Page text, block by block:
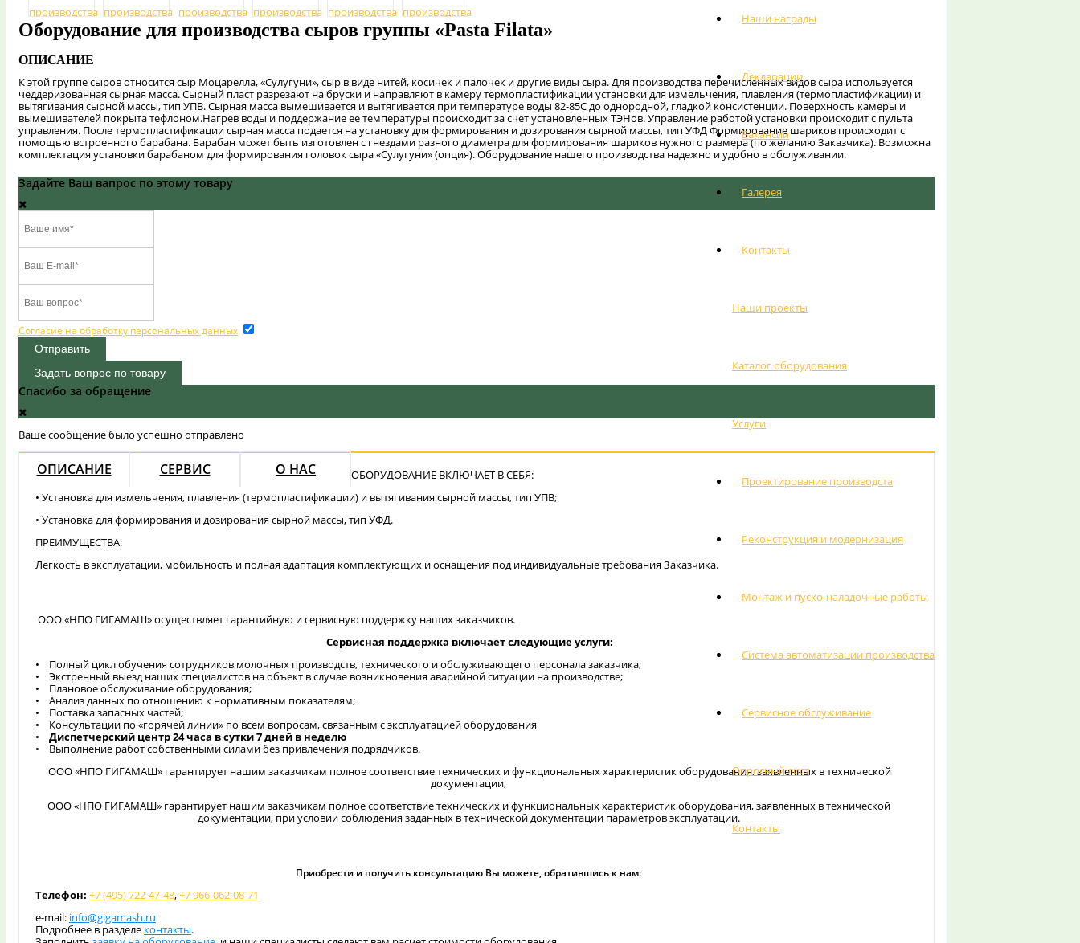
Наши награды
Декларации
Вакансии
Галерея
Контакты
Наши проекты
Каталог оборудования
Услуги
Проектирование производста
Реконструкция и модернизация
Монтаж и пуско-наладочные работы
Система автоматизации производства
Сервисное обслуживание
Опросный лист
Контакты
Оборудование для производства сыров группы «Pasta Filata»
ОПИСАНИЕ
К этой группе сыров относится сыр Моцарелла, «Сулугуни», сыр в виде нитей, косичек и палочек и другие виды сыра. Для производства перечисленных видов сыра используется
чеддеризованная сырная масса. Сырный пласт разрезают на бруски и направляют в камеру термопластификации установки для измельчения, плавления (термопластификации) и
вытягивания сырной массы, тип УПВ. Сырная масса вымешивается и вытягивается при температуре воды 82-85С до однородной, гладкой консистенции. Поверхность камеры и
вымешивателей покрыта тефлоном.Нагрев воды и поддержание ее температуры происходит за счет установленных ТЭНов. Управление работой установки происходит с пульта
управления. После термопластификации сырная масса подается на установку для формирования и дозирования сырной массы, тип УФД Формирование шариков происходит с
помощью встроенного барабана. Барабан может быть изготовлен с гнездами разного диаметра для формирования шариков нужного размера (по желанию Заказчика). Возможна
комплектация установки барабаном для формирования головок сыра «Сулугуни» (опция). Оборудование нашего производства надежно и удобно в обслуживании.
Задайте Ваш вапрос по этому товару
Согласие на обработку персональных данных
Отправить
Задать вопрос по товару
Спасибо за обращение
Ваше сообщение было успешно отправлено
ОПИСАНИЕ СЕРВИС О НАС
ОБОРУДОВАНИЕ ВКЛЮЧАЕТ В СЕБЯ:
• Установка для измельчения, плавления (термопластификации) и вытягивания сырной массы, тип УПВ;
• Установка для формирования и дозирования сырной массы, тип УФД.
ПРЕИМУЩЕСТВА:
Легкость в эксплуатации, мобильность и полная адаптация комплектующих и оснащения под индивидуальные требования Заказчика.
ООО «НПО ГИГАМАШ» осуществляет гарантийную и сервисную поддержку наших заказчиков.
Сервисная поддержка включает следующие услуги:
• Полный цикл обучения сотрудников молочных производств, технического и обслуживающего персонала заказчика;
• Экстренный выезд наших специалистов на объект в случае возникновения аварийной ситуации на производстве;
• Плановое обслуживание оборудования;
• Анализ данных по отношению к нормативным показателям;
• Поставка запасных частей;
• Консультации по «горячей линии» по всем вопросам, связанным с эксплуатацией оборудования
• Диспетчерский центр 24 часа в сутки 7 дней в неделю
• Выполнение работ собственными силами без привлечения подрядчиков.
ООО «НПО ГИГАМАШ» гарантирует нашим заказчикам полное соответствие технических и функциональных характеристик оборудования, заявленных в технической
документации,
ООО «НПО ГИГАМАШ» гарантирует нашим заказчикам полное соответствие технических и функциональных характеристик оборудования, заявленных в технической
документации, при условии соблюдения заданных в технической документации параметров эксплуатации.
Приобрести и получить консультацию Вы можете, обратившись к нам:
Телефон: +7 (495) 722-47-48,+7 966-062-08-71
e-mail: info@gigamash.ru
Подробнее в разделе контакты.